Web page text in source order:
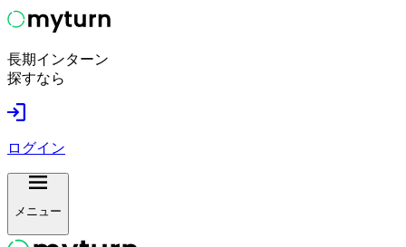
長期インターン
探すなら
ログイン
メニュー